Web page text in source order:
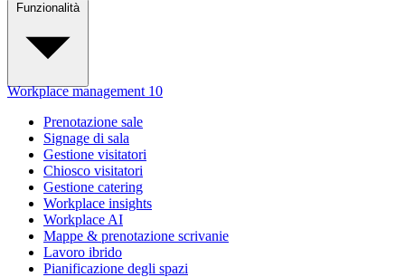
Funzionalità
Workplace management 10
Prenotazione sale
Signage di sala
Gestione visitatori
Chiosco visitatori
Gestione catering
Workplace insights
Workplace AI
Mappe & prenotazione scrivanie
Lavoro ibrido
Pianificazione degli spazi